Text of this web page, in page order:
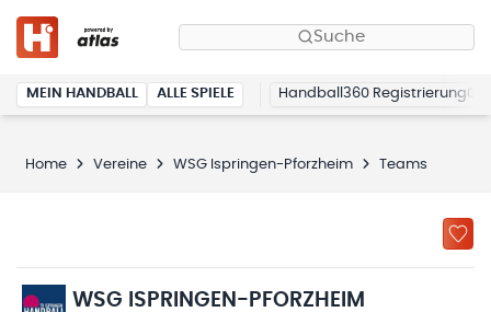
Suche
MEIN HANDBALL ALLE SPIELE Handball360 Registrierung
Home Vereine WSG Ispringen-Pforzheim Teams
WSG ISPRINGEN-PFORZHEIM